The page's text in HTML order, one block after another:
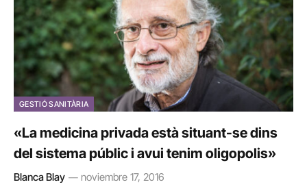
GESTIÓ SANITÀRIA
«La medicina privada està situant-se dins
del sistema públic i avui tenim oligopolis»
Blanca Blay noviembre 17, 2016